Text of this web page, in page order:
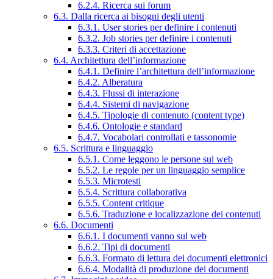
6.2.4. Ricerca sui forum
6.3. Dalla ricerca ai bisogni degli utenti
6.3.1. User stories per definire i contenuti
6.3.2. Job stories per definire i contenuti
6.3.3. Criteri di accettazione
6.4. Architettura dell’informazione
6.4.1. Definire l’architettura dell’informazione
6.4.2. Alberatura
6.4.3. Flussi di interazione
6.4.4. Sistemi di navigazione
6.4.5. Tipologie di contenuto (content type)
6.4.6. Ontologie e standard
6.4.7. Vocabolari controllati e tassonomie
6.5. Scrittura e linguaggio
6.5.1. Come leggono le persone sul web
6.5.2. Le regole per un linguaggio semplice
6.5.3. Microtesti
6.5.4. Scrittura collaborativa
6.5.5. Content critique
6.5.6. Traduzione e localizzazione dei contenuti
6.6. Documenti
6.6.1. I documenti vanno sul web
6.6.2. Tipi di documenti
6.6.3. Formato di lettura dei documenti elettronici
6.6.4. Modalità di produzione dei documenti